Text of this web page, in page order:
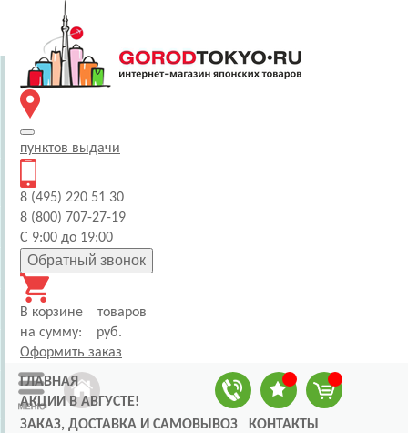
пунктов выдачи
8 (495) 220 51 30
8 (800) 707-27-19
С 9:00 до 19:00
Обратный звонок
В корзине
товаров
на сумму:
руб.
Оформить заказ
ГЛАВНАЯ
АКЦИИ В АВГУСТЕ!
ЗАКАЗ, ДОСТАВКА И САМОВЫВОЗ
КОНТАКТЫ